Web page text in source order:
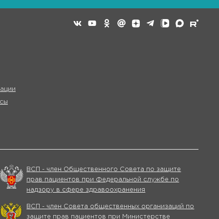
ВСП - член Общественного Совета по защите
прав пациентов при Федеральной службе по
надзору в сфере здравоохранения
ВСП - член Совета общественных организаций по
защите прав пациентов при Министерстве